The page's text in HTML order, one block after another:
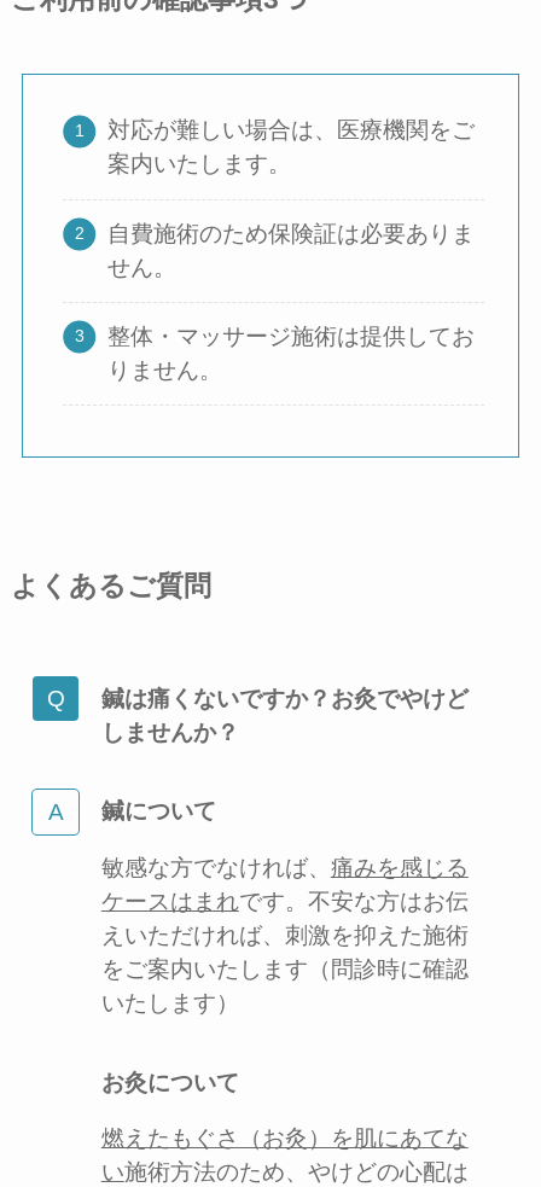
対応が難しい場合は、医療機関をご
案内いたします。
自費施術のため保険証は必要ありま
せん。
整体・マッサージ施術は提供してお
りません。
よくあるご質問
鍼は痛くないですか？お灸でやけど
しませんか？
鍼について
敏感な方でなければ、 痛みを感じる
ケースはまれです。不安な方はお伝
えいただければ、刺激を抑えた施術
をご案内いたします（問診時に確認
いたします）
お灸について
燃えたもぐさ（お灸）を肌にあてな
い施術方法のため、やけどの心配は